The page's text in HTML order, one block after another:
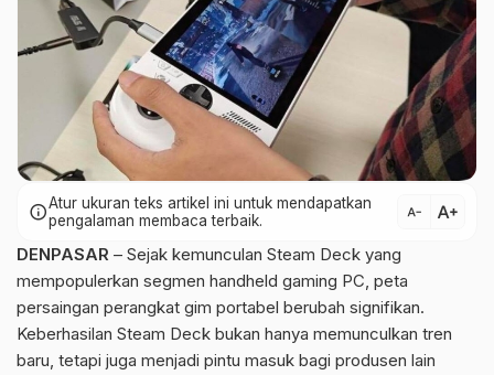
infoAtur ukuran teks artikel ini untuk mendapatkan
pengalaman membaca terbaik.
text_decrease text_increase
DENPASAR – Sejak kemunculan Steam Deck yang
mempopulerkan segmen handheld gaming PC, peta
persaingan perangkat gim portabel berubah signifikan.
Keberhasilan Steam Deck bukan hanya memunculkan tren
baru, tetapi juga menjadi pintu masuk bagi produsen lain